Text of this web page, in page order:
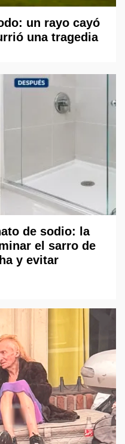
un rayo cayó
una tragedia
de sodio: la
el sarro de
y evitar